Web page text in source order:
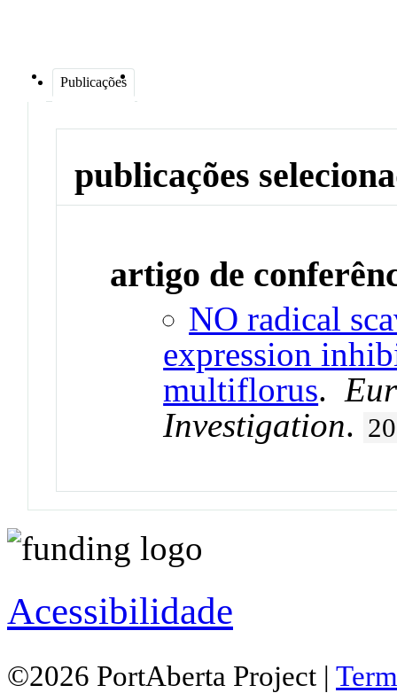
Publicações
publicações
artigo de
NO radical
expression
multiflorus.
Investigation.
Acessibilidade
©2026 PortAberta Project |